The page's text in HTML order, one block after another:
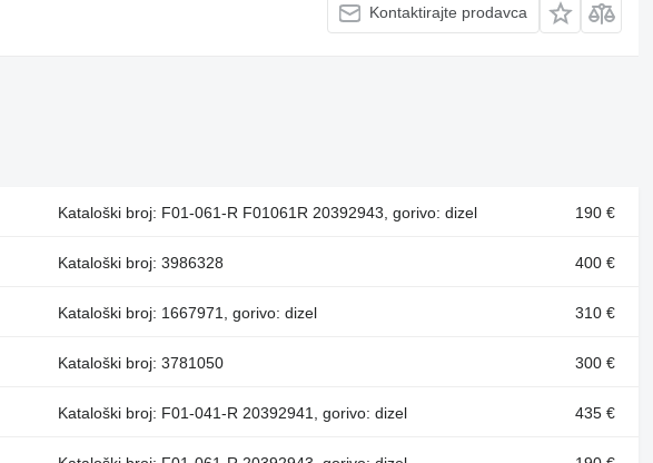
Kontaktirajte prodavca
Kataloški broj: F01-061-R F01061R 20392943, gorivo: dizel 190 €
Kataloški broj: 3986328 400 €
Kataloški broj: 1667971, gorivo: dizel 310 €
Kataloški broj: 3781050 300 €
Kataloški broj: F01-041-R 20392941, gorivo: dizel 435 €